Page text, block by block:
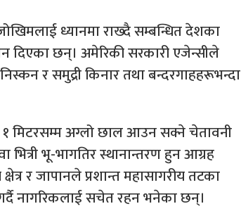
ध्यानमा राख्दै सम्बन्धित देशका
दिएका छन्। अमेरिकी सरकारी एजेन्सीले
र समुद्री किनार तथा बन्दरगाहहरूभन्दा
१ मिटरसम्म अग्लो छाल आउन सक्ने चेतावनी
भित्री भू-भागतिर स्थानान्तरण हुन आग्रह
र जापानले प्रशान्त महासागरीय तटका
गर्दै नागरिकलाई सचेत रहन भनेका छन्।